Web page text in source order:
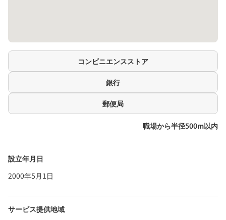
コンビニエンスストア
銀行
郵便局
職場から半径500m以内
設立年月日
2000年5月1日
サービス提供地域